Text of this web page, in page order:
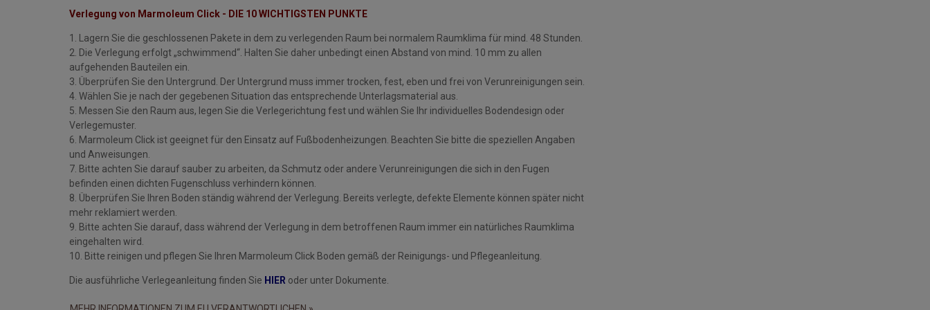
Verlegung von Marmoleum Click - DIE 10 WICHTIGSTEN PUNKTE
1. Lagern Sie die geschlossenen Pakete in dem zu verlegenden Raum bei normalem Raumklima für mind. 48 Stunden.
2. Die Verlegung erfolgt „schwimmend“. Halten Sie daher unbedingt einen Abstand von mind. 10 mm zu allen
aufgehenden Bauteilen ein.
3. Überprüfen Sie den Untergrund. Der Untergrund muss immer trocken, fest, eben und frei von Verunreinigungen sein.
4. Wählen Sie je nach der gegebenen Situation das entsprechende Unterlagsmaterial aus.
5. Messen Sie den Raum aus, legen Sie die Verlegerichtung fest und wählen Sie Ihr individuelles Bodendesign oder
Verlegemuster.
6. Marmoleum Click ist geeignet für den Einsatz auf Fußbodenheizungen. Beachten Sie bitte die speziellen Angaben
und Anweisungen.
7. Bitte achten Sie darauf sauber zu arbeiten, da Schmutz oder andere Verunreinigungen die sich in den Fugen
befinden einen dichten Fugenschluss verhindern können.
8. Überprüfen Sie Ihren Boden ständig während der Verlegung. Bereits verlegte, defekte Elemente können später nicht
mehr reklamiert werden.
9. Bitte achten Sie darauf, dass während der Verlegung in dem betroffenen Raum immer ein natürliches Raumklima
eingehalten wird.
10. Bitte reinigen und pflegen Sie Ihren Marmoleum Click Boden gemäß der Reinigungs- und Pflegeanleitung.
Die ausführliche Verlegeanleitung finden Sie HIER oder unter Dokumente.